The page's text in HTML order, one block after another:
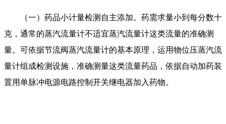
（一）药品小计量检测自主添加。药需求量小到每分数十
克，通常的蒸汽流量计不适宜蒸汽流量计这类流量的准确测
量。可依据节流阀蒸汽流量计的基本原理，运用物位压蒸汽流
量计组成检测设施，准确测量这类流量药品，依据自动加药装
置用单脉冲电源电路控制开关继电器加入药物。